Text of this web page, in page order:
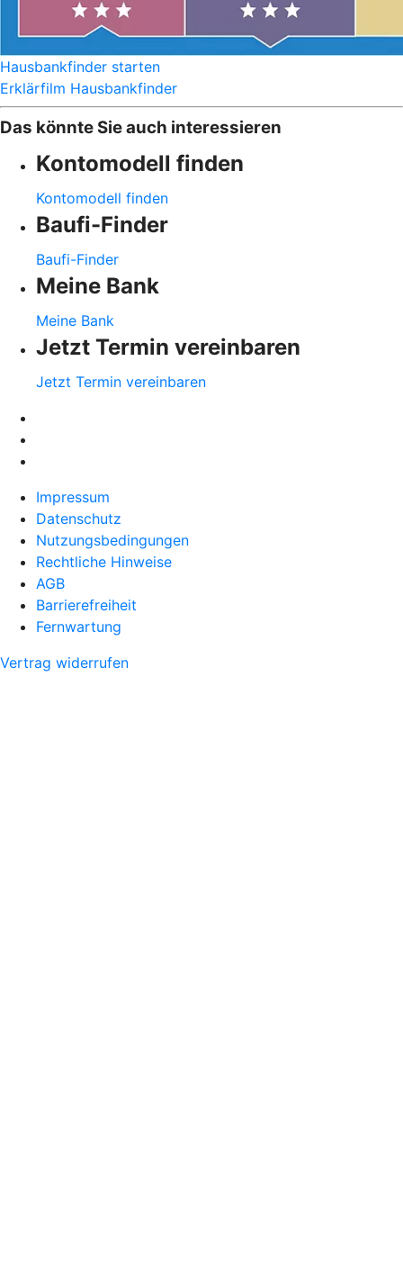
Hausbankfinder starten
Erklärfilm Hausbankfinder
Das könnte Sie auch interessieren
Kontomodell finden
Kontomodell finden
Baufi-Finder
Baufi-Finder
Meine Bank
Meine Bank
Jetzt Termin vereinbaren
Jetzt Termin vereinbaren
Impressum
Datenschutz
Nutzungsbedingungen
Rechtliche Hinweise
AGB
Barrierefreiheit
Fernwartung
Vertrag widerrufen